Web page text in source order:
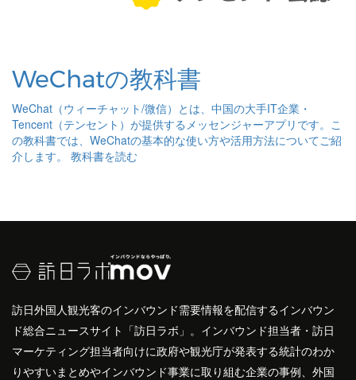
WeChatの教科書
WeChat（ウィーチャット/微信）とは、中国の大手IT企業・
Tencent（テンセント）が提供するメッセンジャーアプリです。こ
の教科書では、WeChatの基本的な使い方や活用方法についてご紹
介します。 教科書を読む
訪日外国人観光客のインバウンド需要情報を配信するインバウン
ド総合ニュースサイト「訪日ラボ」。インバウンド担当者・訪日
マーケティング担当者向けに政府や観光庁が発表する統計のわか
りやすいまとめやインバウンド事業に取り組む企業の事例、外国